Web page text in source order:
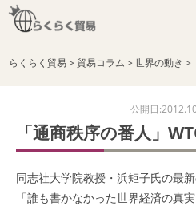
らくらく貿易> 貿易コラム >世界の動き >
公開日
「通商秩序の番人」
同志社大学院教授・浜矩子氏の最
「誰も書かなかった世界経済の真